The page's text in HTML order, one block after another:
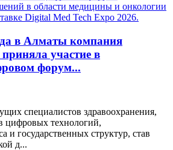
в Алматы компания
участие в
форум...
специалистов здравоохранения,
цифровых технологий,
и государственных структур, став
д...